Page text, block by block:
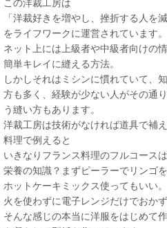
「洋裁好きを増やし、挫折する人を減
をライフワークに運営されています。
ネット上には上級者や中級者向けの
簡単キレイに縫える方法。
しかしそれはミシンに慣れていて、
方も多く、経験が少ない人がその通
う縫い方もあります。
洋裁工房は技術がなければ道具で補
料理で例えると
いきなりフランス料理のフルコース
栄養の知識？まずピーラーでリンゴ
ホットケーキミックス使ってもいい。
火を使わずに電子レンジだけでおか
そんな感じの本当に洋服をはじめて